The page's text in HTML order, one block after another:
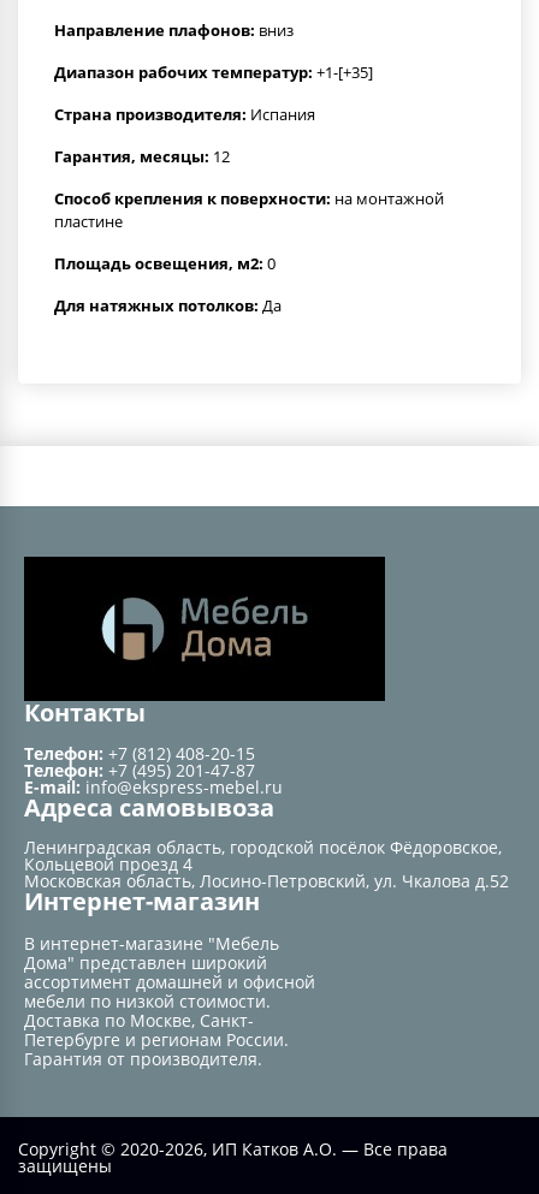
Направление плафонов: вниз
Диапазон рабочих температур: +1-[+35]
Страна производителя: Испания
Гарантия, месяцы: 12
Способ крепления к поверхности: на монтажной
пластине
Площадь освещения, м2: 0
Для натяжных потолков: Да
Контакты
Телефон: +7 (812) 408-20-15
Телефон: +7 (495) 201-47-87
E-mail: info@ekspress-mebel.ru
Адреса самовывоза
Ленинградская область, городской посёлок Фёдоровское,
Кольцевой проезд 4
Московская область, Лосино-Петровский, ул. Чкалова д.52
Интернет-магазин
В интернет-магазине "Мебель
Дома" представлен широкий
ассортимент домашней и офисной
мебели по низкой стоимости.
Доставка по Москве, Санкт-
Петербурге и регионам России.
Гарантия от производителя.
Copyright © 2020-2026, ИП Катков А.О. — Все права
защищены